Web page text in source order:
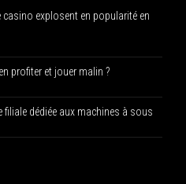
explosent en popularité en
profiter et jouer malin ?
dédiée aux machines à sous